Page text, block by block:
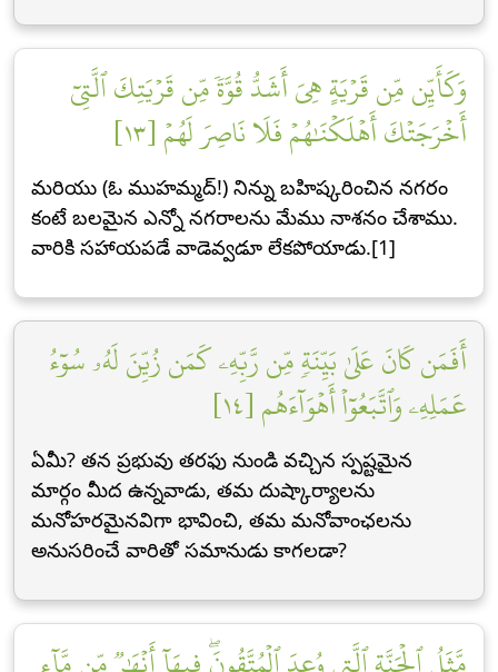
وَكَأَيِّن مِّن قَرۡيَةٍ هِيَ أَشَدُّ قُوَّةٗ مِّن قَرۡيَتِكَ ٱلَّتِيٓ
أَخۡرَجَتۡكَ أَهۡلَكۡنَٰهُمۡ فَلَا نَاصِرَ لَهُمۡ [١٣]
మరియు (ఓ ముహమ్మద్!) నిన్ను బహిష్కరించిన నగరం
కంటే బలమైన ఎన్నో నగరాలను మేము నాశనం చేశాము.
వారికి సహాయపడే వాడెవ్వడూ లేకపోయాడు.[1]
أَفَمَن كَانَ عَلَىٰ بَيِّنَةٖ مِّن رَّبِّهِۦ كَمَن زُيِّنَ لَهُۥ سُوٓءُ
عَمَلِهِۦ وَٱتَّبَعُوٓاْ أَهۡوَآءَهُم [١٤]
ఏమీ? తన ప్రభువు తరఫు నుండి వచ్చిన స్పష్టమైన
మార్గం మీద ఉన్నవాడు, తమ దుష్కార్యాలను
మనోహరమైనవిగా భావించి, తమ మనోవాంఛలను
అనుసరించే వారితో సమానుడు కాగలడా?